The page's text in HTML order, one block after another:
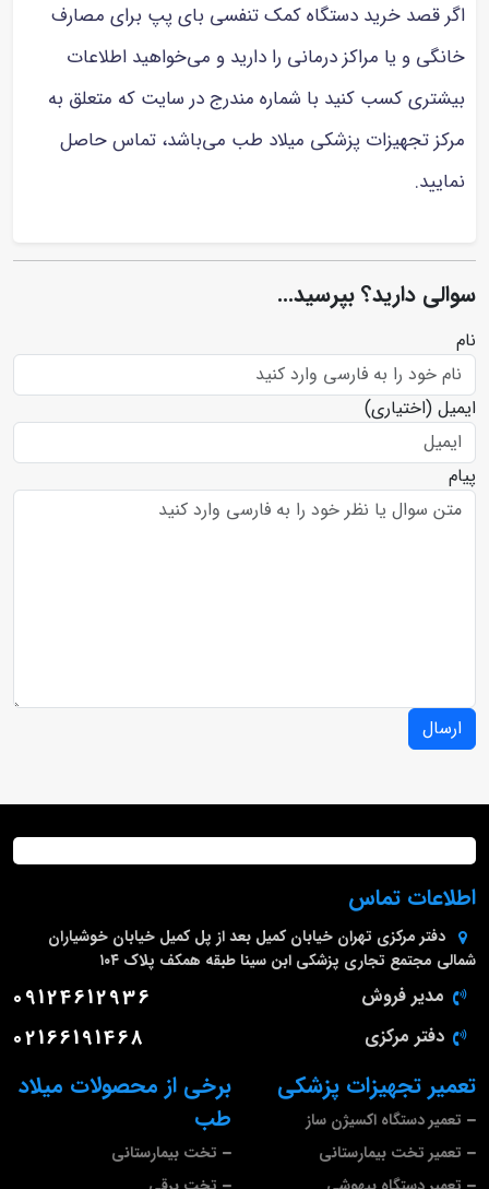
اگر قصد خرید دستگاه کمک تنفسی بای پپ برای مصارف
خانگی و یا مراکز درمانی را دارید و می‌خواهید اطلاعات
بیشتری کسب کنید با شماره مندرج در سایت که متعلق به
مرکز تجهیزات پزشکی میلاد طب می‌باشد، تماس حاصل
نمایید.
سوالی دارید؟ بپرسید...
نام
ایمیل (اختیاری)
پیام
ارسال
برخی از محصولات میلاد
طب
تخت بیمارستانی
تعمیر تجهیزات پزشکی
تعمیر دستگاه اکسیژن ساز
تعمیر تخت بیمارستانی
اطلاعات تماس
دفتر مرکزی تهران خیابان کمیل بعد از پل کمیل خیابان خوشیاران
شمالی مجتمع تجاری پزشکی ابن سینا طبقه همکف پلاک ۱۰۴
مدیر فروش 09124612936
دفتر مرکزی 02166191468